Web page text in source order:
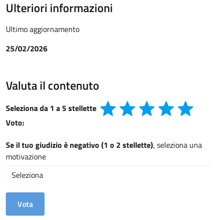
Ulteriori informazioni
Ultimo aggiornamento
25/02/2026
Valuta il contenuto
Seleziona da 1 a 5 stellette
Voto:
Se il tuo giudizio è negativo (1 o 2 stellette), seleziona una
motivazione